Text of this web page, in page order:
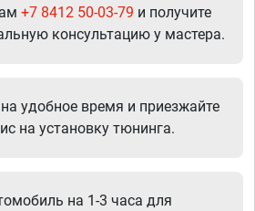
+7 8412 50-03-79 и получите
консультацию у мастера.
удобное время и приезжайте
на установку тюнинга.
на 1-3 часа для